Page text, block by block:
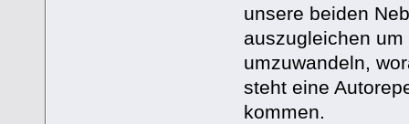
unsere beiden
auszugleichen
umzuwandeln,
steht eine
kommen.